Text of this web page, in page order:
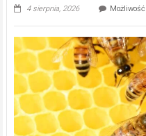
4 sierpnia, 2026